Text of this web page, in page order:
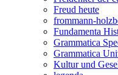
Freud heute
frommann-
Fundamenta
Grammatica
Grammatica
Kultur und